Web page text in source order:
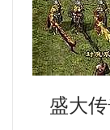
盛大传